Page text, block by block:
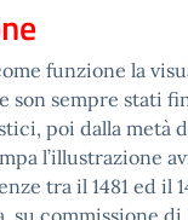
funzione la
son sempre stati
poi dalla metà
l’illustrazione
tra il 1481 ed il